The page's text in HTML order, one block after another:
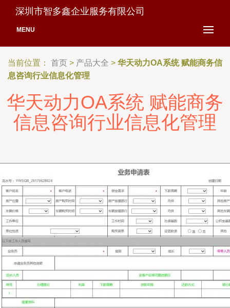
深圳市智多鑫企业服务有限公司
MENU
当前位置： 首页 > 产品大全 > 华天动力OA系统 赋能商务信
息咨询行业信息化管理
华天动力OA系统 赋能商务
信息咨询行业信息化管理